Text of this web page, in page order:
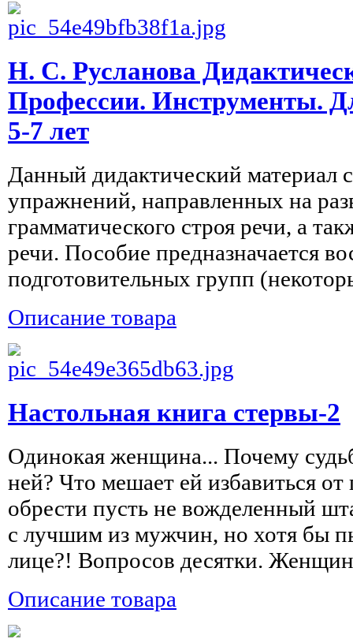
Н. С. Русланова
Профессии. Инструменты.
5-7 лет
Данный дидактический материал
упражнений, направленных на
грамматического строя речи, а
речи. Пособие предназначается
подготовительных групп
Описание товара
Настольная книга стервы-2
Одинокая женщина... Почему
ней? Что мешает ей избавиться от
обрести пусть не вожделенный
с лучшим из мужчин, но хотя бы
лице?! Вопросов десятки.
Описание товара